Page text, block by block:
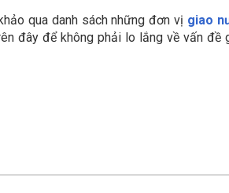
qua danh sách những đơn vị giao
đây để không phải lo lắng về vấn đề